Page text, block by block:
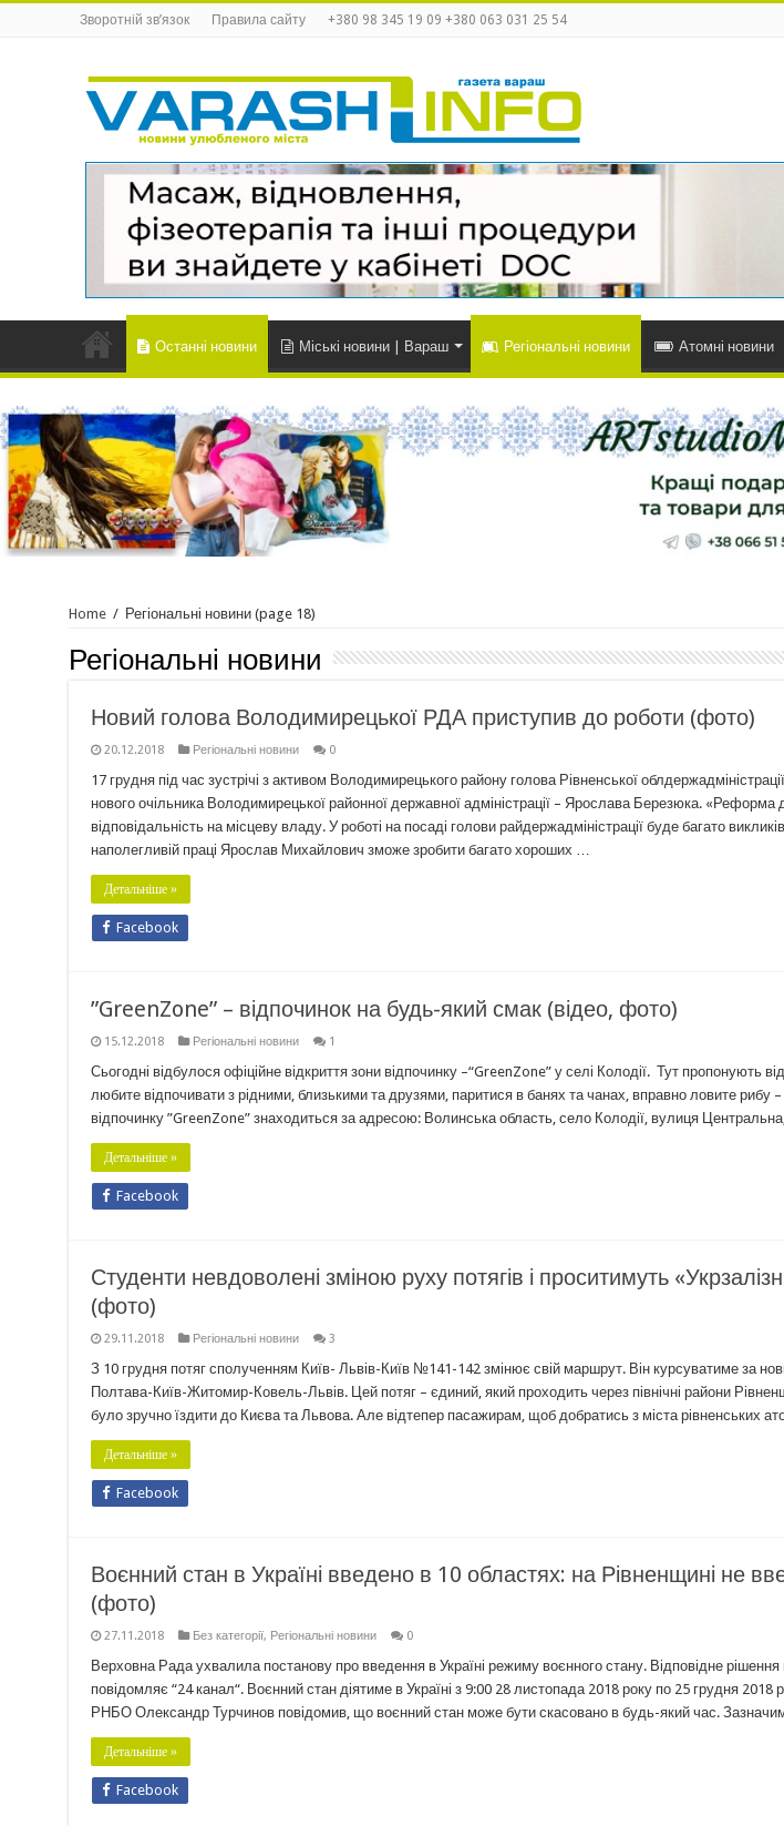
Зворотній зв’язок Правила сайту +380 98 345 19 09 +380 063 031 25 54
Останні новини Міські новини | Вараш Регіональні новини Атомні новини
Home / Регіональні новини (page 18)
Регіональні новини
Новий голова Володимирецької РДА приступив до роботи (фото)
20.12.2018 Регіональні новини 0
17 грудня під час зустрічі з активом Володимирецького району голова Рівненської
нового очільника Володимирецької районної державної адміністрації – Ярослава Березюка. «Реформа
відповідальність на місцеву владу. У роботі на посаді голови райдержадміністрації буде багато
наполегливій праці Ярослав Михайлович зможе зробити багато хороших …
Детальніше »
Facebook
”GreenZone” – відпочинок на будь-який смак (відео, фото)
15.12.2018 Регіональні новини 1
Сьогодні відбулося офіційне відкриття зони відпочинку –“GreenZone” у селі Колодії. Тут пропонують
любите відпочивати з рідними, близькими та друзями, паритися в банях та чанах, вправно ловите рибу
відпочинку ”GreenZone” знаходиться за адресою: Волинська область, село Колодії, вулиця
Детальніше »
Facebook
Студенти невдоволені зміною руху потягів і проситимуть
(фото)
29.11.2018 Регіональні новини 3
З 10 грудня потяг сполученням Київ- Львів-Київ №141-142 змінює свій маршрут. Він курсуватиме за
Полтава-Київ-Житомир-Ковель-Львів. Цей потяг – єдиний, який проходить через північні райони
було зручно їздити до Києва та Львова. Але відтепер пасажирам, щоб добратись з міста рівненських
Детальніше »
Facebook
Воєнний стан в Україні введено в 10 областях: на Рівненщині не
(фото)
27.11.2018 Без категорії, Регіональні новини 0
Верховна Рада ухвалила постанову про введення в Україні режиму воєнного стану. Відповідне рішення
повідомляє “24 канал“. Воєнний стан діятиме в Україні з 9:00 28 листопада 2018 року по 25 грудня 2018
РНБО Олександр Турчинов повідомив, що воєнний стан може бути скасовано в будь-який час.
Детальніше »
Facebook